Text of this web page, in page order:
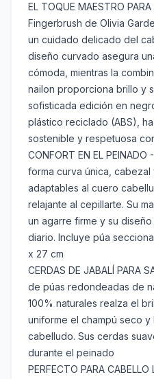
EL TOQUE MAESTRO
Fingerbrush de Olivia
un cuidado delicado del
diseño curvado asegura
cómoda, mientras la
nailon proporciona brillo y
sofisticada edición en
plástico reciclado (ABS),
sostenible y respetuosa
CONFORT EN EL
forma curva única,
adaptables al cuero
relajante al cepillarte. Su
un agarre firme y su
diario. Incluye púa
x 27 cm
CERDAS DE JABALÍ PARA
de púas redondeadas de
100% naturales realza el
uniforme el champú seco
cabelludo. Sus cerdas
durante el peinado
PERFECTO PARA